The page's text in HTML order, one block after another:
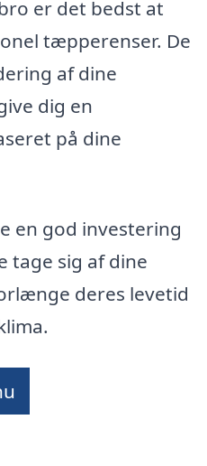
er det bedst at
tæpperenser. De
af dine
dig en
på dine
en god investering
tage sig af dine
deres levetid